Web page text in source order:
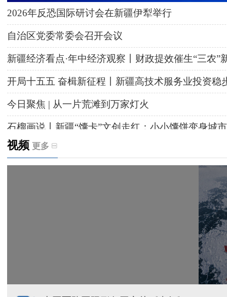
2026年反恐国际研讨会在新疆伊犁举行
自治区党委常委会召开会议
新疆经济看点·年中经济观察丨财政提效催生“三农”
开局十五五 奋楫新征程丨新疆高技术服务业投资稳
今日聚焦 | 从一片荒滩到万家灯火
石榴画说丨新疆“馕卡”文创走红：小小馕饼变身城
天山观察丨暑期AI研学热，孩子们究竟学到什么
视频 更多